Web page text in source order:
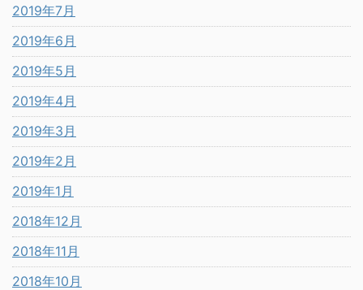
2019年7月
2019年6月
2019年5月
2019年4月
2019年3月
2019年2月
2019年1月
2018年12月
2018年11月
2018年10月